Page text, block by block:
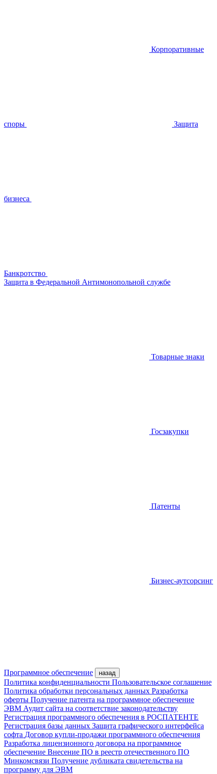
Корпоративные
споры Защита
бизнеса
Банкротство
Защита в Федеральной Антимонопольной службе
Товарные знаки
Госзакупки
Патенты
Бизнес-аутсорсинг
Программное обеспечение назад
Политика конфиденциальности Пользовательское соглашение
Политика обработки персональных данных Разработка
оферты Получение патента на программное обеспечение
ЭВМ Аудит сайта на соответствие законодательству
Регистрация программного обеспечения в РОСПАТЕНТЕ
Регистрация базы данных Защита графического интерфейса
софта Договор купли-продажи программного обеспечения
Разработка лицензионного договора на программное
обеспечение Внесение ПО в реестр отечественного ПО
Минкомсвязи Получение дубликата свидетельства на
программу для ЭВМ